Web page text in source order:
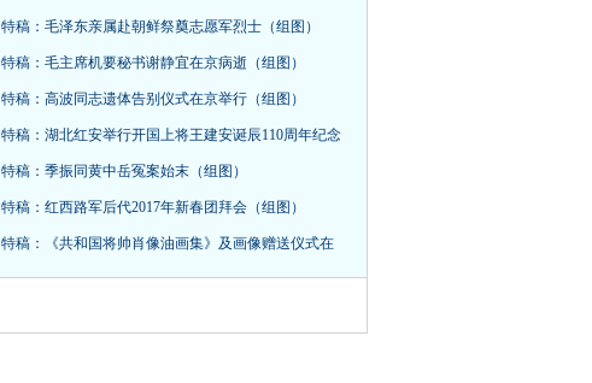
特稿：毛泽东亲属赴朝鲜祭奠志愿军烈士（组图）
特稿：毛主席机要秘书谢静宜在京病逝（组图）
特稿：高波同志遗体告别仪式在京举行（组图）
特稿：湖北红安举行开国上将王建安诞辰110周年纪念
特稿：季振同黄中岳冤案始末（组图）
特稿：红西路军后代2017年新春团拜会（组图）
特稿：《共和国将帅肖像油画集》及画像赠送仪式在